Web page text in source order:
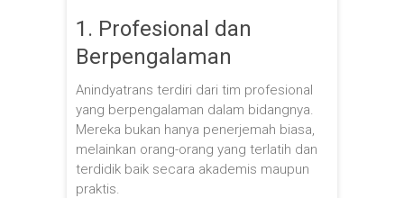
1. Profesional dan
Berpengalaman
Anindyatrans terdiri dari tim profesional
yang berpengalaman dalam bidangnya.
Mereka bukan hanya penerjemah biasa,
melainkan orang-orang yang terlatih dan
terdidik baik secara akademis maupun
praktis.